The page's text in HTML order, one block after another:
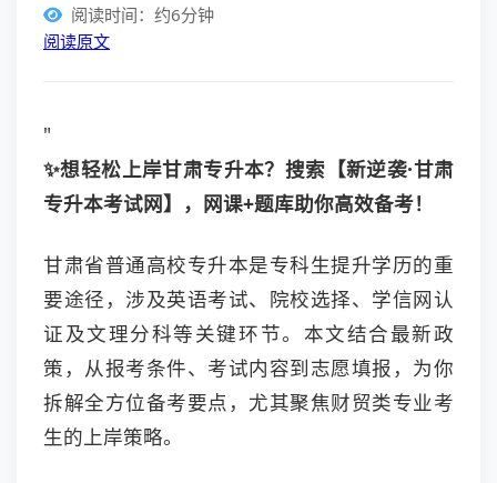
阅读时间：约6分钟
阅读原文
"
✨想轻松上岸甘肃专升本？搜索【新逆袭·甘肃
专升本考试网】，网课+题库助你高效备考！
甘肃省普通高校专升本是专科生提升学历的重
要途径，涉及英语考试、院校选择、学信网认
证及文理分科等关键环节。本文结合最新政
策，从报考条件、考试内容到志愿填报，为你
拆解全方位备考要点，尤其聚焦财贸类专业考
生的上岸策略。